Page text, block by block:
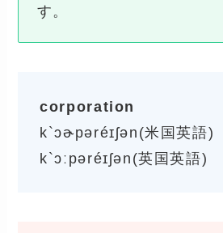
す。
corporation
k`ɔɚpəréɪʃən(米国英語)
k`ɔːpəréɪʃən(英国英語)